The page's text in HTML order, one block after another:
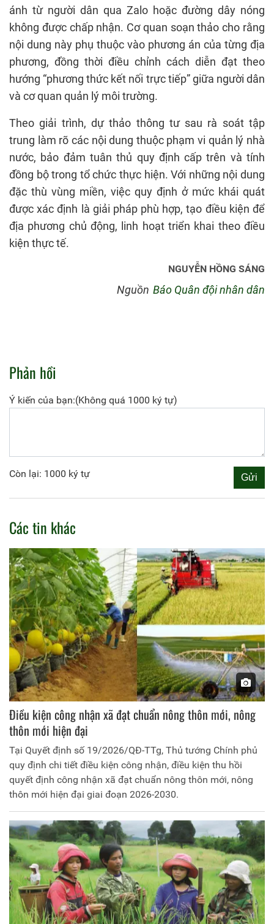
ánh từ người dân qua Zalo hoặc đường dây nóng
không được chấp nhận. Cơ quan soạn thảo cho rằng
nội dung này phụ thuộc vào phương án của từng địa
phương, đồng thời điều chỉnh cách diễn đạt theo
hướng “phương thức kết nối trực tiếp” giữa người dân
và cơ quan quản lý môi trường.
Theo giải trình, dự thảo thông tư sau rà soát tập
trung làm rõ các nội dung thuộc phạm vi quản lý nhà
nước, bảo đảm tuân thủ quy định cấp trên và tính
đồng bộ trong tổ chức thực hiện. Với những nội dung
đặc thù vùng miền, việc quy định ở mức khái quát
được xác định là giải pháp phù hợp, tạo điều kiện để
địa phương chủ động, linh hoạt triển khai theo điều
kiện thực tế.
NGUYỄN HỒNG SÁNG
Nguồn Báo Quân đội nhân dân
Phản hồi
Ý kiến của bạn:(Không quá 1000 ký tự)
Còn lại: 1000 ký tự
Các tin khác
Điều kiện công nhận xã đạt chuẩn nông thôn mới, nông
thôn mới hiện đại
Tại Quyết định số 19/2026/QĐ-TTg, Thủ tướng Chính phủ
quy định chi tiết điều kiện công nhận, điều kiện thu hồi
quyết định công nhận xã đạt chuẩn nông thôn mới, nông
thôn mới hiện đại giai đoạn 2026-2030.